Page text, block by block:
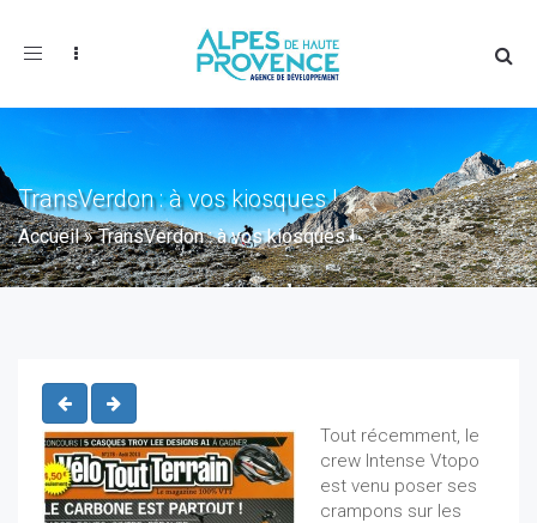
Toggle
TransVerdon : à vos kiosques !
Accueil»TransVerdon : à vos kiosques !
Tout récemment, le
crew Intense Vtopo
est venu poser ses
crampons sur les